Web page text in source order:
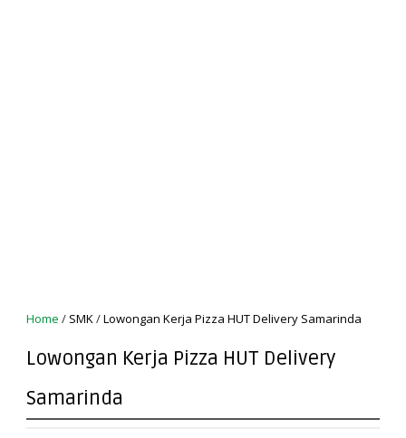
Home / SMK/Lowongan Kerja Pizza HUT Delivery Samarinda
Lowongan Kerja Pizza HUT Delivery
Samarinda